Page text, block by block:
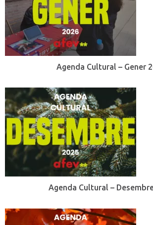
Agenda Cultural – Gener
Agenda Cultural –